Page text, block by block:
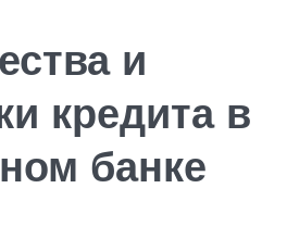
и
кредита в
банке